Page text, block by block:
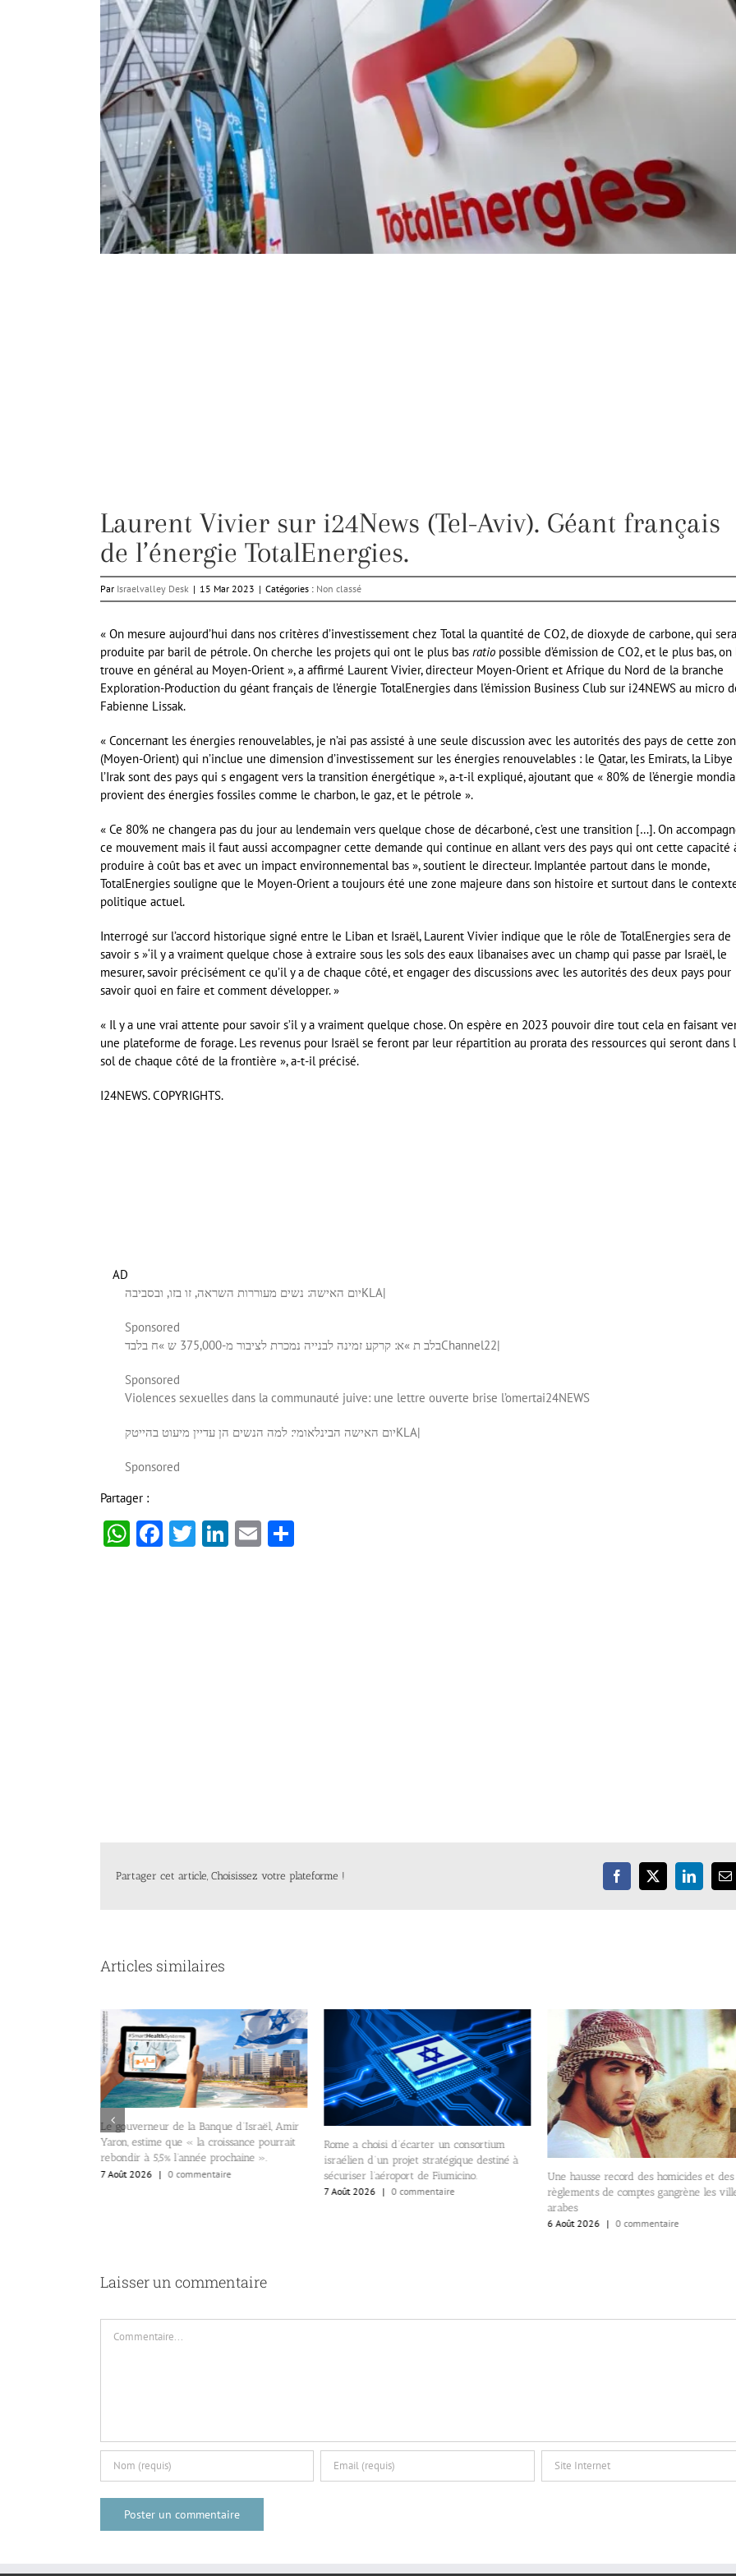
Laurent Vivier sur i24News (Tel-Aviv). Géant français
de l’énergie TotalEnergies.
Par Israelvalley Desk | 15 Mar 2023 | Catégories : Non classé
« On mesure aujourd’hui dans nos critères d’investissement chez Total la quantité de CO2, de dioxyde de carbone, qui sera
produite par baril de pétrole. On cherche les projets qui ont le plus bas ratio possible d’émission de CO2, et le plus bas, on
trouve en général au Moyen-Orient », a affirmé Laurent Vivier, directeur Moyen-Orient et Afrique du Nord de la branche
Exploration-Production du géant français de l’énergie TotalEnergies dans l’émission Business Club sur i24NEWS au micro
Fabienne Lissak.
« Concernant les énergies renouvelables, je n’ai pas assisté à une seule discussion avec les autorités des pays de cette
(Moyen-Orient) qui n’inclue une dimension d’investissement sur les énergies renouvelables : le Qatar, les Emirats, la
l’Irak sont des pays qui s engagent vers la transition énergétique », a-t-il expliqué, ajoutant que « 80% de l’énergie
provient des énergies fossiles comme le charbon, le gaz, et le pétrole ».
« Ce 80% ne changera pas du jour au lendemain vers quelque chose de décarboné, c’est une transition […]. On
ce mouvement mais il faut aussi accompagner cette demande qui continue en allant vers des pays qui ont cette capacité
produire à coût bas et avec un impact environnemental bas », soutient le directeur. Implantée partout dans le monde,
TotalEnergies souligne que le Moyen-Orient a toujours été une zone majeure dans son histoire et surtout dans le
politique actuel.
Interrogé sur l’accord historique signé entre le Liban et Israël, Laurent Vivier indique que le rôle de TotalEnergies sera de
savoir s »‘il y a vraiment quelque chose à extraire sous les sols des eaux libanaises avec un champ qui passe par Israël, le
mesurer, savoir précisément ce qu’il y a de chaque côté, et engager des discussions avec les autorités des deux pays pour
savoir quoi en faire et comment développer. »
« Il y a une vrai attente pour savoir s’il y a vraiment quelque chose. On espère en 2023 pouvoir dire tout cela en faisant
une plateforme de forage. Les revenus pour Israël se feront par leur répartition au prorata des ressources qui seront dans
sol de chaque côté de la frontière », a-t-il précisé.
I24NEWS. COPYRIGHTS.
AD
יום האישה: נשים מעוררות השראה, זו בזו, ובסביבהKLA|
Sponsored
בלב ת »א: קרקע זמינה לבנייה נמכרת לציבור מ-375,000 ש »ח בלבדChannel22|
Sponsored
Violences sexuelles dans la communauté juive: une lettre ouverte brise l’omertai24NEWS
יום האישה הבינלאומי: למה הנשים הן עדיין מיעוט בהייטקKLA|
Sponsored
Partager :
WhatsApp
Facebook
Twitter
LinkedIn
Email
Partager cet article, Choisissez votre plateforme ! Facebook
X LinkedIn
Articles similaires
Le gouverneur de la Banque d’Israël, Amir
Yaron, estime que « la croissance pourrait
rebondir à 5,5% l’année prochaine ».
7 Août 2026
| 0 commentaire
Rome a choisi d’écarter un consortium
israélien d’un projet stratégique destiné à
sécuriser l’aéroport de Fiumicino.
7 Août 2026 | 0 commentaire
Une hausse record des homicides et des
règlements de comptes gangrène les
arabes
6 Août 2026 | 0 commentaire
Laisser un commentaire